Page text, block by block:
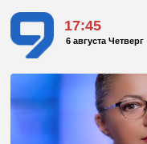
17:45
6 августа Четверг